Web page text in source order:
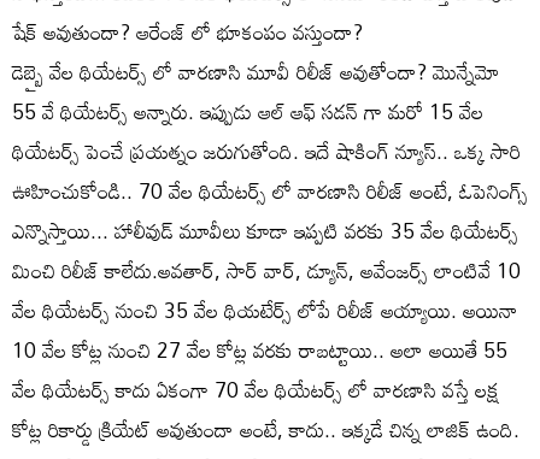
షేక్ అవుతుందా? ఆరేంజ్ లో భూకంపం వస్తుందా?
డెబ్బై వేల థియేటర్స్ లో వారణాసి మూవీ రిలీజ్ అవుతోందా? మొన్నేమో
55 వే థియేటర్స్ అన్నారు. ఇప్పుడు ఆల్ ఆఫ్ సడన్ గా మరో 15 వేల
థియేటర్స్ పెంచే ప్రయత్నం జరుగుతోంది. ఇదే షాకింగ్ న్యూస్.. ఒక్క సారి
ఊహించుకోండి.. 70 వేల థియేటర్స్ లో వారణాసి రిలీజ్ అంటే, ఓపెనింగ్స్
ఎన్నొస్తాయి... హాలీవుడ్ మూవీలు కూడా ఇప్పటి వరకు 35 వేల థియేటర్స్
మించి రిలీజ్ కాలేదు.అవతార్, సార్ వార్, డ్యూన్, అవేంజర్స్ లాంటివే 10
వేల థియేటర్స్ నుంచి 35 వేల థియటేర్స్ లోపే రిలీజ్ అయ్యాయి. అయినా
10 వేల కోట్ల నుంచి 27 వేల కోట్ల వరకు రాబట్టాయి.. అలా అయితే 55
వేల థియేటర్స్ కాదు ఏకంగా 70 వేల థియేటర్స్ లో వారణాసి వస్తే లక్ష
కోట్ల రికార్డు క్రియేట్ అవుతుందా అంటే, కాదు.. ఇక్కడే చిన్న లాజిక్ ఉంది.